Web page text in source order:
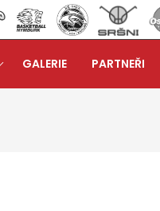
GALERIE PARTNEŘI